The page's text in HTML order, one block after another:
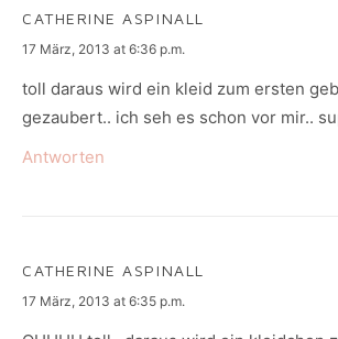
CATHERINE ASPINALL
says:
17 März, 2013 at 6:36 p.m.
toll daraus wird ein kleid zum ersten
gezaubert.. ich seh es schon vor mir..
Antworten
CATHERINE ASPINALL
says:
17 März, 2013 at 6:35 p.m.